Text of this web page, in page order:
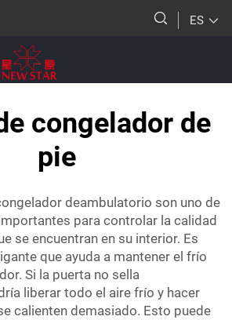
ES
congelador de
pie
deambulatorio son uno de
para controlar la calidad
se encuentran en su interior. Es
que ayuda a mantener el frío
Si la puerta no sella
liberar todo el aire frío y hacer
calienten demasiado. Esto puede